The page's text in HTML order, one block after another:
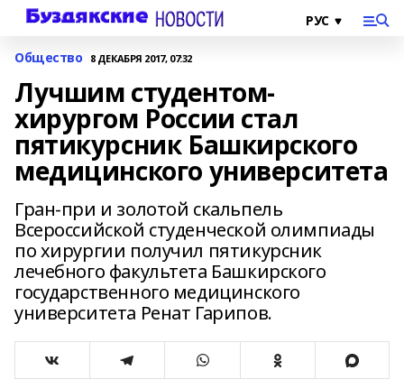
Общество 8 ДЕКАБРЯ 2017, 07:32
Лучшим студентом-
хирургом России стал
пятикурсник Башкирского
медицинского университета
Гран-при и золотой скальпель
Всероссийской студенческой олимпиады
по хирургии получил пятикурсник
лечебного факультета Башкирского
государственного медицинского
университета Ренат Гарипов.